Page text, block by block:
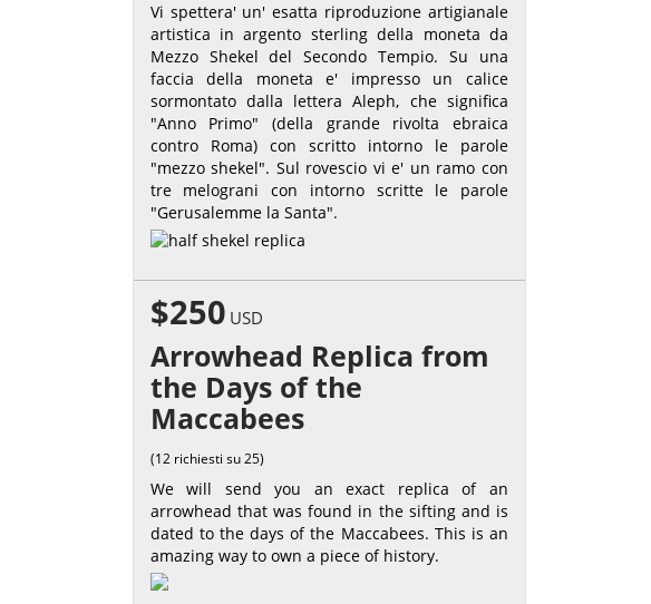
Vi spettera' un' esatta riproduzione artigianale
artistica in argento sterling della moneta da
Mezzo Shekel del Secondo Tempio. Su una
faccia della moneta e' impresso un calice
sormontato dalla lettera Aleph, che significa
"Anno Primo" (della grande rivolta ebraica
contro Roma) con scritto intorno le parole
"mezzo shekel". Sul rovescio vi e' un ramo con
tre melograni con intorno scritte le parole
"Gerusalemme la Santa".
$250 USD
Arrowhead Replica from
the Days of the
Maccabees
(12 richiesti su 25)
We will send you an exact replica of an
arrowhead that was found in the sifting and is
dated to the days of the Maccabees. This is an
amazing way to own a piece of history.